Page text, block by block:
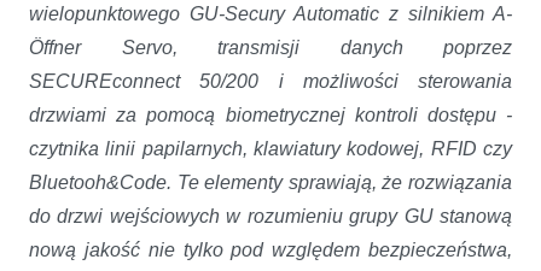
wielopunktowego GU-Secury Automatic z silnikiem A-
Öffner Servo, transmisji danych poprzez
SECUREconnect 50/200 i możliwości sterowania
drzwiami za pomocą biometrycznej kontroli dostępu -
czytnika linii papilarnych, klawiatury kodowej, RFID czy
Bluetooh&Code. Te elementy sprawiają, że rozwiązania
do drzwi wejściowych w rozumieniu grupy GU stanową
nową jakość nie tylko pod względem bezpieczeństwa,